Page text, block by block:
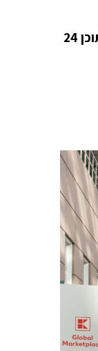
והמתנות, מתקיימת ב- 26-30.1.24 בפרנקפורט. בשנה החולפת הציגו בתערוכה 4700 מציגים מ- 89 מדינות, מתוכן 24